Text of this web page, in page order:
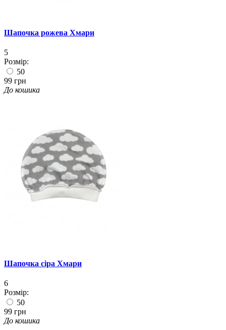
Шапочка рожева Хмари
5
Розмір:
50
99 грн
До кошика
Шапочка сіра Хмари
6
Розмір:
50
99 грн
До кошика